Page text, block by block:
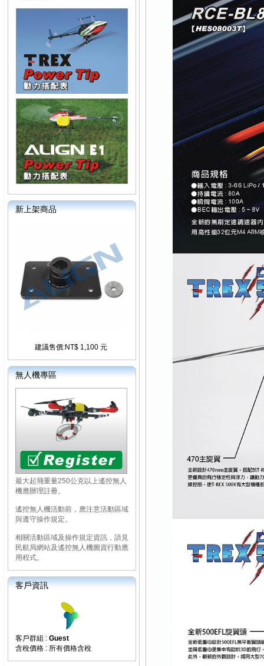
新上架商品
建議售價:NT$ 1,100 元
無人機專區
最大起飛重量250公克以上遙控無人
機應辦理註冊。
遙控無人機活動前，應注意活動區域
與遵守操作規定。
相關活動區域及操作規定資訊，請見
民航局網站及遙控無人機圖資行動應
用程式。
客戶資訊
客戶群組 : Guest
含稅價格 : 所有價格含稅